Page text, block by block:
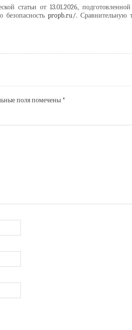
статьи от 13.01.2026,
propb.ru/. Сравнительную
поля помечены *